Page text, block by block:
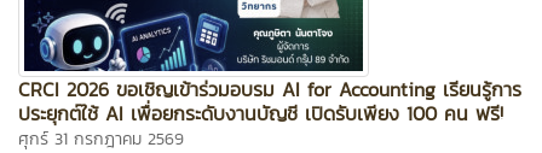
CRCI 2026 ขอเชิญเข้าร่วมอบรม AI for Accounting เรียนรู้การ
ประยุกต์ใช้ AI เพื่อยกระดับงานบัญชี เปิดรับเพียง 100 คน ฟรี!
ศุกร์ 31 กรกฎาคม 2569